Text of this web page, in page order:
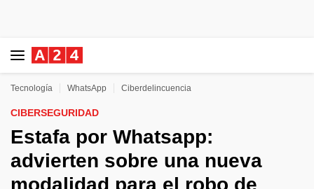
Tecnología WhatsApp Ciberdelincuencia
CIBERSEGURIDAD
Estafa por Whatsapp:
advierten sobre una nueva
modalidad para el robo de